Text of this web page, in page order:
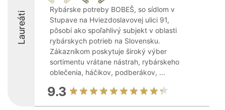
Laureáti
Rybárske potreby BOBEŠ, so sídlom v
Stupave na Hviezdoslavovej ulici 91,
pôsobí ako spoľahlivý subjekt v oblasti
rybárskych potrieb na Slovensku.
Zákazníkom poskytuje široký výber
sortimentu vrátane nástrah, rybárskeho
oblečenia, háčikov, podberákov, ...
9.3